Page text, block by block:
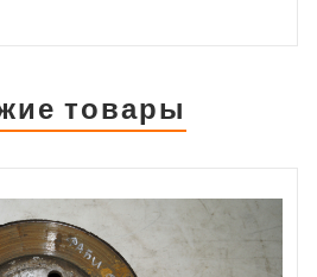
товары